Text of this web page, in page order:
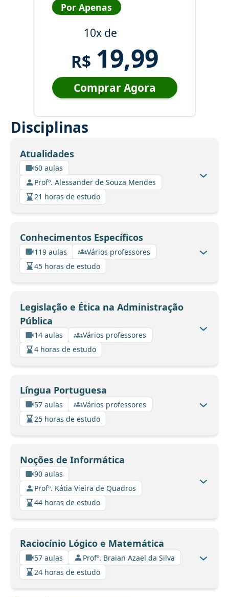
Por Apenas
10x de
R$ 19,99
Comprar Agora
Disciplinas
Atualidades
60 aulas
Profº. Alessander de Souza Mendes
21 horas de estudo
Conhecimentos Específicos
119 aulas
Vários professores
45 horas de estudo
Legislação e Ética na Administração
Pública
14 aulas
Vários professores
4 horas de estudo
Língua Portuguesa
57 aulas
Vários professores
25 horas de estudo
Noções de Informática
90 aulas
Profº. Kátia Vieira de Quadros
44 horas de estudo
Raciocínio Lógico e Matemática
57 aulas
Profº. Braian Azael da Silva
24 horas de estudo